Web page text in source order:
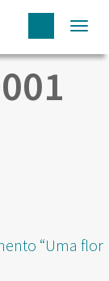
“Uma flor